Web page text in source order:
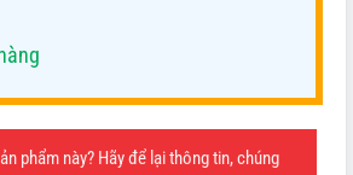
phẩm này? Hãy để lại thông tin, chúng